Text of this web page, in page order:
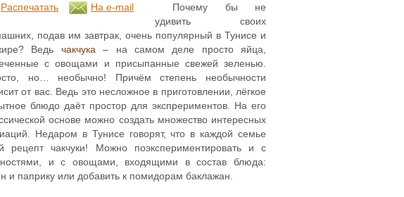
Распечатать На e-mail
Почему бы не
удивить своих
подав им завтрак, очень популярный в Тунисе и
Ведь чакчука – на самом деле просто яйца,
с овощами и присыпанные свежей зеленью.
но… необычно! Причём степень необычности
от вас. Ведь это несложное в приготовлении, лёгкое
блюдо даёт простор для экспрериментов. На его
основе можно создать множество интересных
Недаром в Тунисе говорят, что в каждой семье
рецепт чакчуки! Можно поэкспериментировать и с
и с овощами, входящими в состав блюда:
и паприку или добавить к помидорам баклажан.